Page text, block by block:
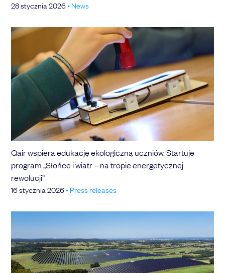
28 stycznia 2026• News
Qair wspiera edukację ekologiczną uczniów. Startuje
program „Słońce i wiatr – na tropie energetycznej
rewolucji”
16 stycznia 2026• Press releases